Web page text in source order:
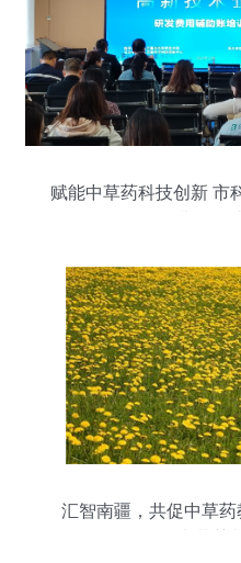
赋能中草药科技创新 市
汇智南疆，共促中草